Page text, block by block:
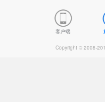
客户端
Copyright © 2008-